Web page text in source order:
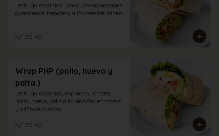
Lechuga orgánica , pavo , champignones,
guacamole, tomate y aliño mediterráneo.
S/ 20.50
Wrap PHP (pollo, huevo y
palta.)
Lechuga orgánica, espinaca, tomate,
palta, huevo, pollo a la plancha en trozos
y aliño de la casa.
S/ 20.50